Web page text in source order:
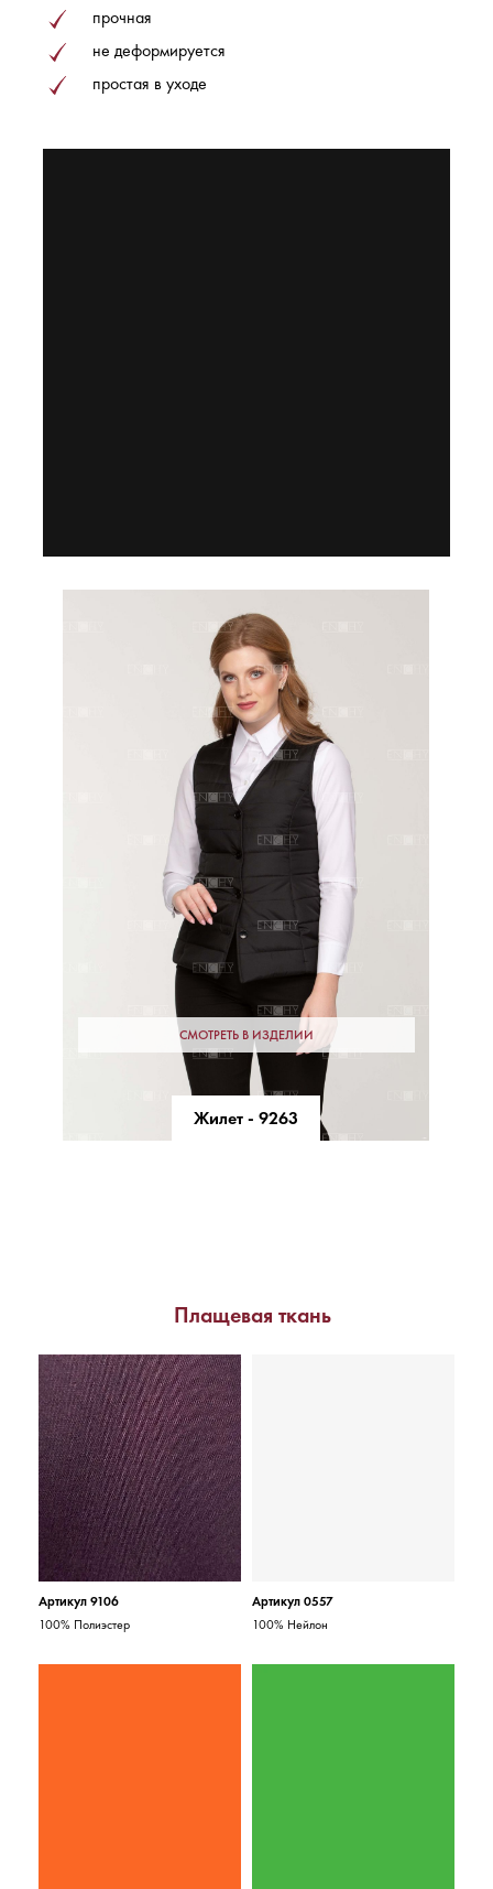
прочная
не деформируется
простая в уходе
СМОТРЕТЬ В ИЗДЕЛИИ
Жилет - 9263
Плащевая ткань
Артикул 9106
100% Полиэстер
Артикул 0557
100% Нейлон